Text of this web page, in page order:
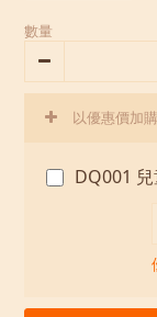
數量
以優惠價加
DQ001